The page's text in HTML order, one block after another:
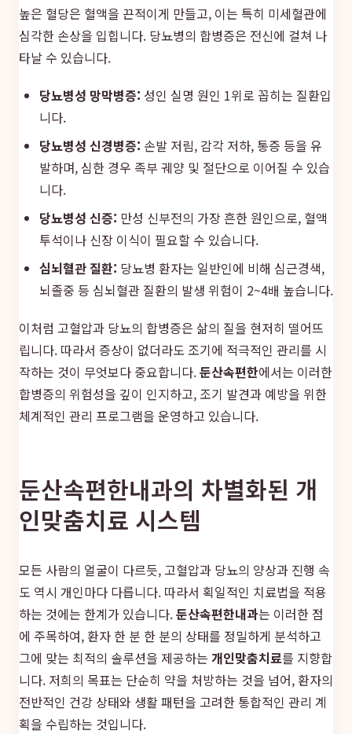
높은 혈당은 혈액을 끈적이게 만들고, 이는 특히 미세혈관에
심각한 손상을 입힙니다. 당뇨병의 합병증은 전신에 걸쳐 나
타날 수 있습니다.
당뇨병성 망막병증: 성인 실명 원인 1위로 꼽히는 질환입
니다.
당뇨병성 신경병증: 손발 저림, 감각 저하, 통증 등을 유
발하며, 심한 경우 족부 궤양 및 절단으로 이어질 수 있습
니다.
당뇨병성 신증: 만성 신부전의 가장 흔한 원인으로, 혈액
투석이나 신장 이식이 필요할 수 있습니다.
심뇌혈관 질환: 당뇨병 환자는 일반인에 비해 심근경색,
뇌졸중 등 심뇌혈관 질환의 발생 위험이 2~4배 높습니다.
이처럼 고혈압과 당뇨의 합병증은 삶의 질을 현저히 떨어뜨
립니다. 따라서 증상이 없더라도 조기에 적극적인 관리를 시
작하는 것이 무엇보다 중요합니다.둔산속편한에서는 이러한
합병증의 위험성을 깊이 인지하고, 조기 발견과 예방을 위한
체계적인 관리 프로그램을 운영하고 있습니다.
둔산속편한내과의 차별화된 개
인맞춤치료 시스템
모든 사람의 얼굴이 다르듯, 고혈압과 당뇨의 양상과 진행 속
도 역시 개인마다 다릅니다. 따라서 획일적인 치료법을 적용
하는 것에는 한계가 있습니다.둔산속편한내과는 이러한 점
에 주목하여, 환자 한 분 한 분의 상태를 정밀하게 분석하고
그에 맞는 최적의 솔루션을 제공하는 개인맞춤치료를 지향합
니다. 저희의 목표는 단순히 약을 처방하는 것을 넘어, 환자의
전반적인 건강 상태와 생활 패턴을 고려한 통합적인 관리 계
획을 수립하는 것입니다.